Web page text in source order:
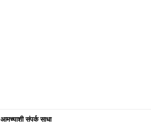
आमच्याशी संपर्क साधा